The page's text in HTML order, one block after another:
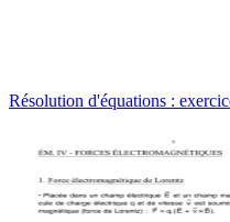
Résolution d'équations :